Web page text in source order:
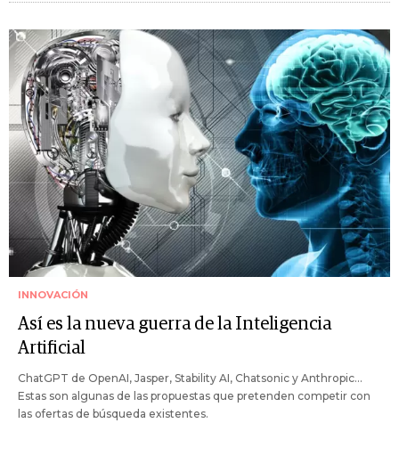
INNOVACIÓN
Así es la nueva guerra de la Inteligencia
Artificial
ChatGPT de OpenAI, Jasper, Stability AI, Chatsonic y Anthropic...
Estas son algunas de las propuestas que pretenden competir con
las ofertas de búsqueda existentes.